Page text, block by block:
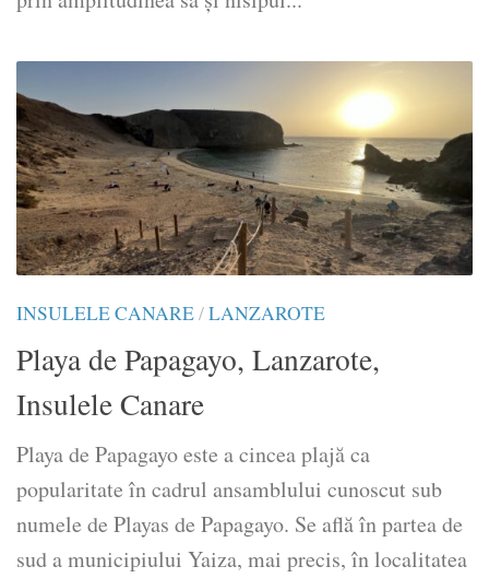
INSULELE CANARE/LANZAROTE
Playa de Papagayo, Lanzarote,
Insulele Canare
Playa de Papagayo este a cincea plajă ca
popularitate în cadrul ansamblului cunoscut sub
numele de Playas de Papagayo. Se află în partea de
sud a municipiului Yaiza, mai precis, în localitatea